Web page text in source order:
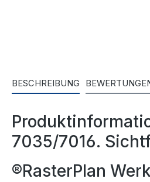
BESCHREIBUNG
7035/7016.
®RasterPlan